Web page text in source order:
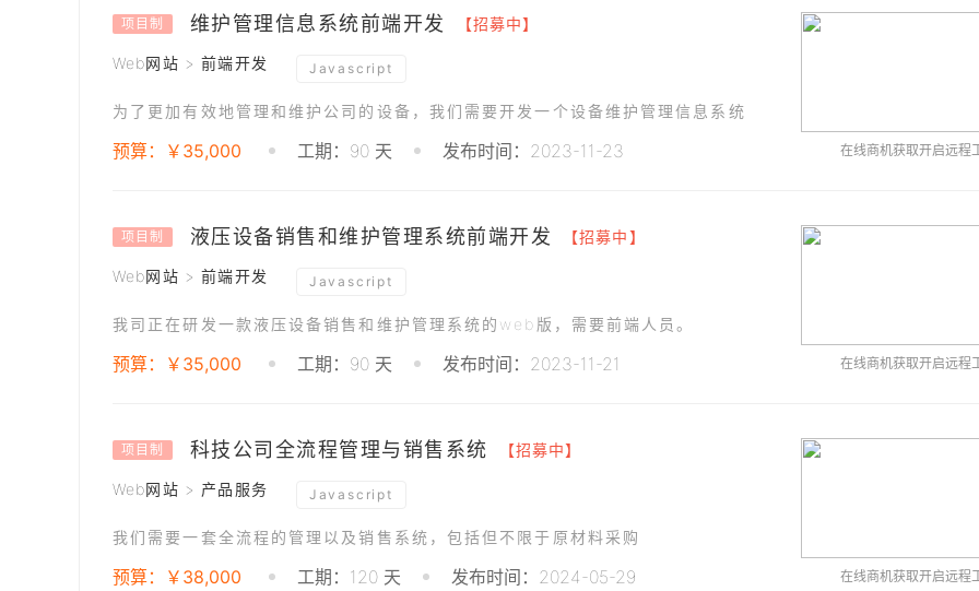
项目制 维护管理信息系统前端开发 【招募中】
Web网站 > 前端开发 Javascript
为了更加有效地管理和维护公司的设备，我们需要开发一个设备维护管理信息系统
预算：￥35,000 工期：90 天 发布时间：2023-11-23 在线商机获取开启远程
项目制 液压设备销售和维护管理系统前端开发 【招募中】
Web网站 > 前端开发 Javascript
我司正在研发一款液压设备销售和维护管理系统的web版，需要前端人员。
预算：￥35,000 工期：90 天 发布时间：2023-11-21 在线商机获取开启远程
项目制 科技公司全流程管理与销售系统 【招募中】
Web网站 > 产品服务 Javascript
我们需要一套全流程的管理以及销售系统，包括但不限于原材料采购
预算：￥38,000 工期：120 天 发布时间：2024-05-29 在线商机获取开启远程